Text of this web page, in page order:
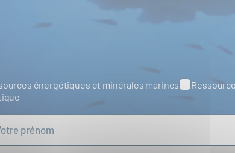
énergétiques et minérales marines